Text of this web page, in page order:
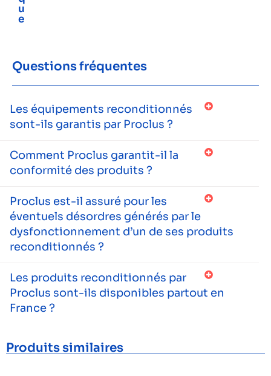
u
e
Questions fréquentes
Les équipements reconditionnés
sont-ils garantis par Proclus ?
Comment Proclus garantit-il la
conformité des produits ?
Proclus est-il assuré pour les
éventuels désordres générés par le
dysfonctionnement d’un de ses produits
reconditionnés ?
Les produits reconditionnés par
Proclus sont-ils disponibles partout en
France ?
Produits similaires